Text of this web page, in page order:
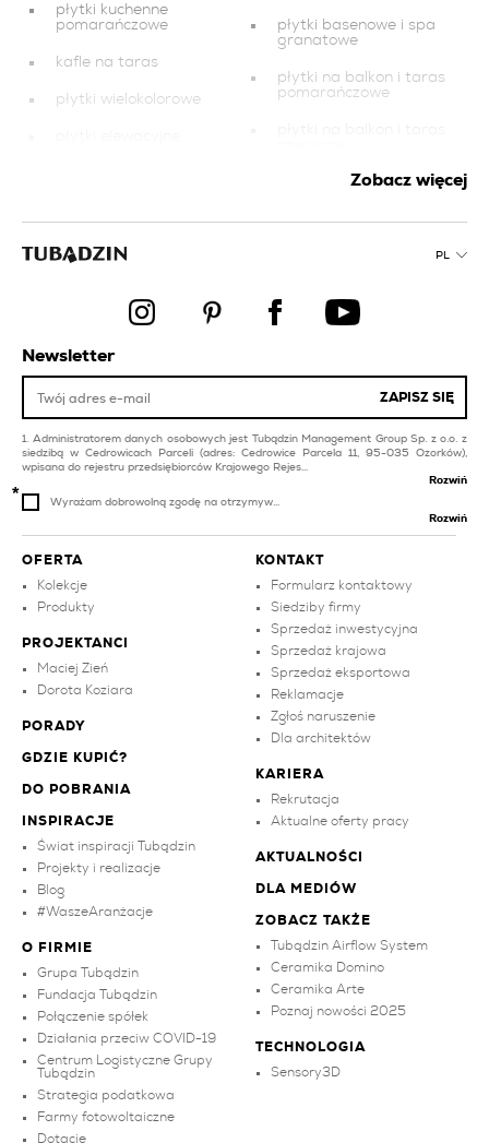
płytki kuchenne
pomarańczowe
kafle na taras
płytki wielokolorowe
płytki czerwone
płytki na balkon i taras
płytki na balkon i płytki
łazienka płytki
płytki basenowe i spa
granatowe
płytki na balkon i taras
pomarańczowe
płytki na balkon i taras
płytki łazienkowe
płytki na balkon
płytki łazienkowe białe
Zobacz więcej
PL
OFERTA
Kolekcje
Produkty
PROJEKTANCI
Maciej Zień
Dorota Koziara
PORADY
GDZIE KUPIĆ?
DO POBRANIA
INSPIRACJE
Świat inspiracji Tubądzin
Projekty i realizacje
Blog
#WaszeAranżacje
O FIRMIE
Grupa Tubądzin
Fundacja Tubądzin
Połączenie spółek
Działania przeciw COVID-19
Centrum Logistyczne Grupy
Tubądzin
Strategia podatkowa
Farmy fotowoltaiczne
Dotacje
KONTAKT
Formularz kontaktowy
Siedziby firmy
Sprzedaż inwestycyjna
Sprzedaż krajowa
Sprzedaż eksportowa
Reklamacje
Zgłoś naruszenie
Dla architektów
KARIERA
Rekrutacja
Aktualne oferty pracy
AKTUALNOŚCI
DLA MEDIÓW
ZOBACZ TAKŻE
Tubądzin Airflow System
Ceramika Domino
Ceramika Arte
Poznaj nowości 2025
TECHNOLOGIA
Sensory3D
Newsletter
ZAPISZ SIĘ
Administratorem danych osobowych jest Tubądzin Management Group Sp. z o.o. z
siedzibą w Cedrowicach Parceli (adres: Cedrowice Parcela 11, 95-035 Ozorków),
wpisana do rejestru przedsiębiorców Krajowego Rejes...
Rozwiń
Wyrażam dobrowolną zgodę na otrzymyw...
Rozwiń